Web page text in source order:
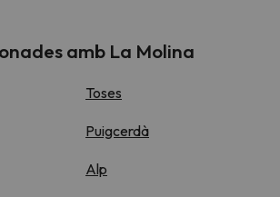
amb La Molina
Toses
Puigcerdà
Alp